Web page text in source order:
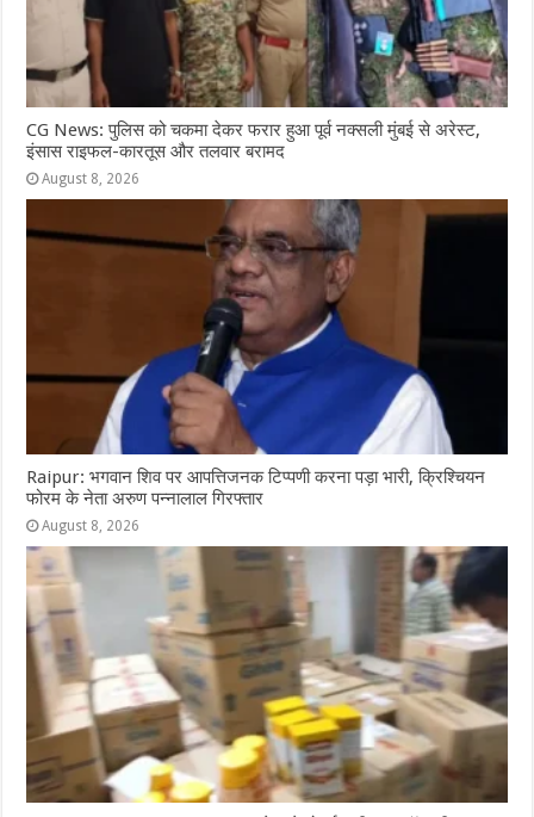
CG News: पुलिस को चकमा देकर फरार हुआ पूर्व नक्सली मुंबई से अरेस्ट,
इंसास राइफल-कारतूस और तलवार बरामद
August 8, 2026
Raipur: भगवान शिव पर आपत्तिजनक टिप्पणी करना पड़ा भारी, क्रिश्चियन
फोरम के नेता अरुण पन्नालाल गिरफ्तार
August 8, 2026